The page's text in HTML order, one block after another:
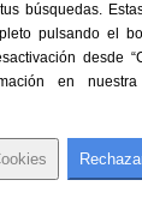
búsquedas.
pulsando el
desde
en nuestra